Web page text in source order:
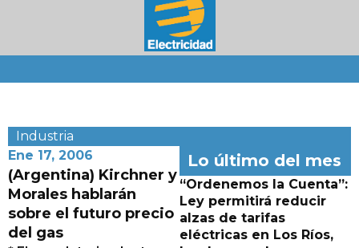
Industria
Ene 17, 2006
(Argentina) Kirchner y
Morales hablarán
sobre el futuro precio
del gas
Lo último del mes
“Ordenemos la Cuenta”:
Ley permitirá reducir
alzas de tarifas
eléctricas en Los Ríos,